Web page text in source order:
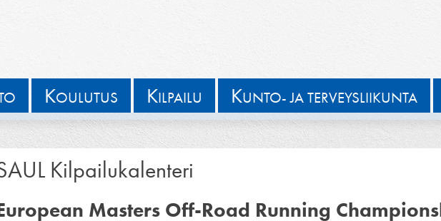
KOULUTUS KILPAILU KUNTO- JA TERVEYSLIIKUNTA
Kilpailukalenteri
Masters Off-Road Running